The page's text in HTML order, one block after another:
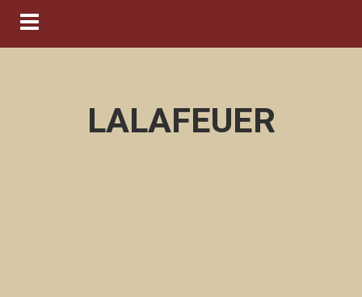
Navigation ein-/ausblenden
LALAFEUER